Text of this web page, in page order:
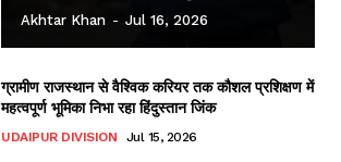
Akhtar Khan - Jul 16, 2026
ग्रामीण राजस्थान से वैश्विक करियर तक कौशल प्रशिक्षण में
महत्वपूर्ण भूमिका निभा रहा हिंदुस्तान जिंक
UDAIPUR DIVISION Jul 15, 2026